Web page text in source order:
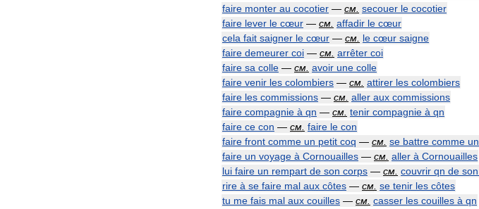
faire monter au cocotier — см secouer le cocotier
faire lever le cœur — см affadir le cœur
cela fait saigner le cœur — см le cœur saigne
faire demeurer coi — см arrêter coi
faire sa colle — см avoir une colle
faire venir les colombiers — см attirer les colombiers
faire les commissions — см aller aux commissions
faire compagnie à qn — см tenir compagnie à qn
faire ce con — см faire le con
faire front comme un petit coq — см se battre comme un
faire un voyage à Cornouailles — см aller à Cornouailles
lui faire un rempart de son corps — см couvrir qn de son
rire à se faire mal aux côtes — см se tenir les côtes
tu me fais mal aux couilles — см casser les couilles à qn